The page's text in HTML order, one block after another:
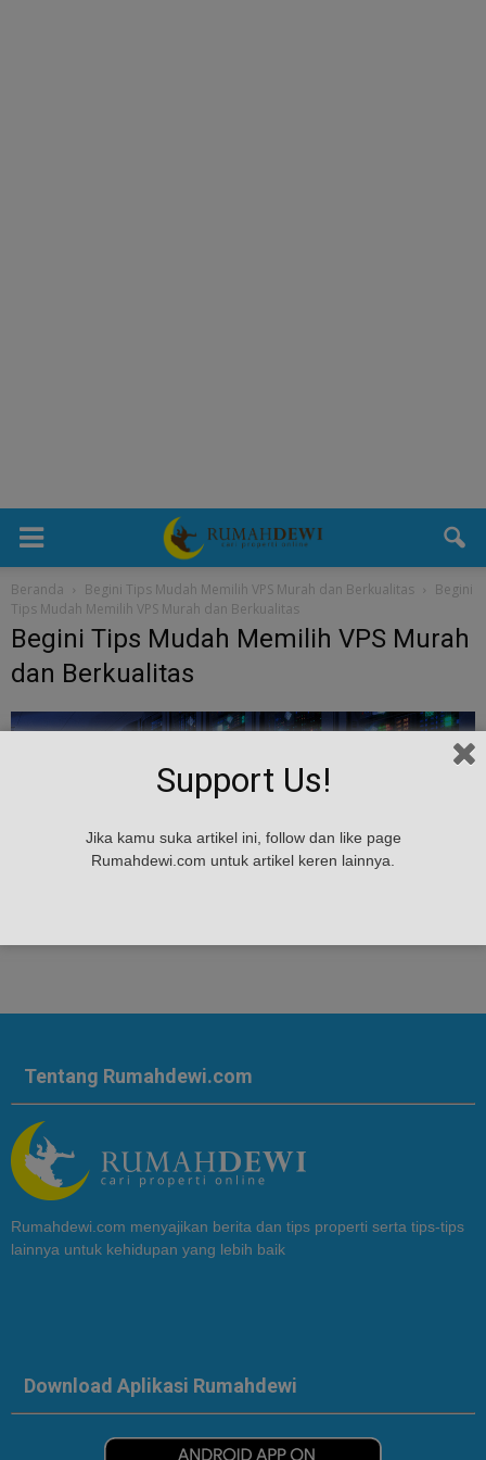
Beranda Begini Tips Mudah Memilih VPS Murah dan Berkualitas
Begini
Tips Mudah Memilih VPS Murah dan Berkualitas
Begini Tips Mudah Memilih VPS Murah
dan Berkualitas
Tentang Rumahdewi.com
Rumahdewi.com menyajikan berita dan tips properti serta tips-tips
lainnya untuk kehidupan yang lebih baik
Download Aplikasi Rumahdewi
Support Us!
Jika kamu suka artikel ini, follow dan like page
Rumahdewi.com untuk artikel keren lainnya.